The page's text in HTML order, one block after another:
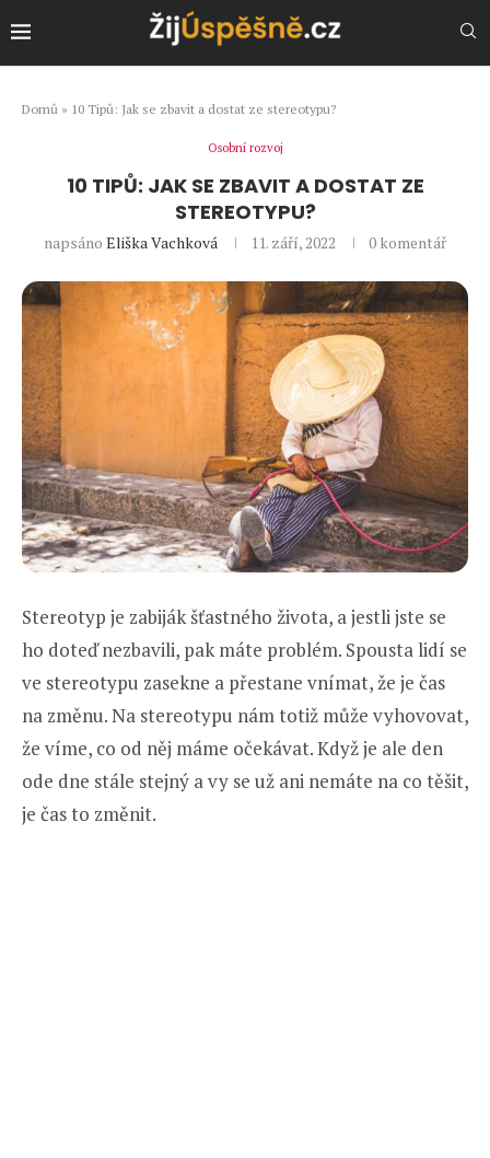
Domů » 10 Tipů: Jak se zbavit a dostat ze stereotypu?
Osobní rozvoj
10 TIPŮ: JAK SE ZBAVIT A DOSTAT ZE
STEREOTYPU?
napsáno Eliška Vachková 11. září, 2022 0 komentář
Stereotyp je zabiják šťastného života, a jestli jste se
ho doteď nezbavili, pak máte problém. Spousta lidí se
ve stereotypu zasekne a přestane vnímat, že je čas
na změnu. Na stereotypu nám totiž může vyhovovat,
že víme, co od něj máme očekávat. Když je ale den
ode dne stále stejný a vy se už ani nemáte na co těšit,
je čas to změnit.